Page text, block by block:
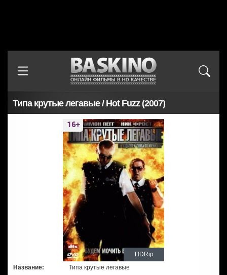
Типа крутые легавые / Hot Fuzz (2007)
HDRip
Название:
Типа крутые легавые